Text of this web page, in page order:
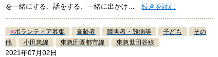
を一緒にする、話をする、一緒に出かけ…続きを読む
■ボランティア募集 高齢者 障害者・難病等 子ども
その
他
小田急線 東急田園都市線 東急世田谷線
2021年07月02日